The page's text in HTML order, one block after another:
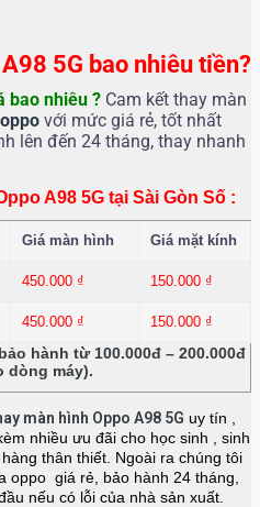
5G bao nhiêu tiền?
bao nhiêu ? Cam kết thay màn
với mức giá rẻ, tốt nhất
lên đến 24 tháng, thay nhanh
A98 5G tại Sài Gòn Số :
Giá màn hình Giá mặt kính
450.000 ₫ 150.000 ₫
450.000 ₫ 150.000 ₫
hành từ 100.000đ – 200.000đ
dòng máy).
màn hình Oppo A98 5G uy tín ,
nhiều ưu đãi cho học sinh , sinh
thân thiết. Ngoài ra chúng tôi
oppo giá rẻ, bảo hành 24 tháng,
nếu có lỗi của nhà sản xuất.